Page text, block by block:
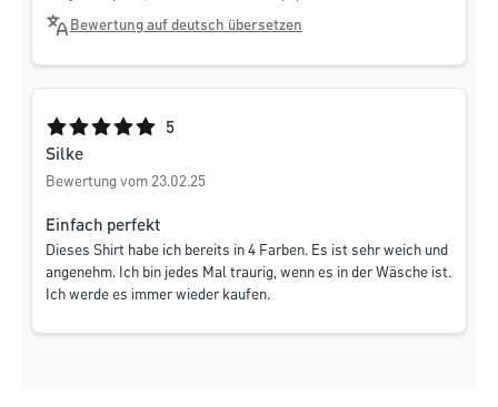
Bewertung auf deutsch übersetzen
Durchschnittliche Bewertung von 5 von 5 Sternen
5
Silke
Bewertung vom 23.02.25
Einfach perfekt
Dieses Shirt habe ich bereits in 4 Farben. Es ist sehr weich und
angenehm. Ich bin jedes Mal traurig, wenn es in der Wäsche ist.
Ich werde es immer wieder kaufen.